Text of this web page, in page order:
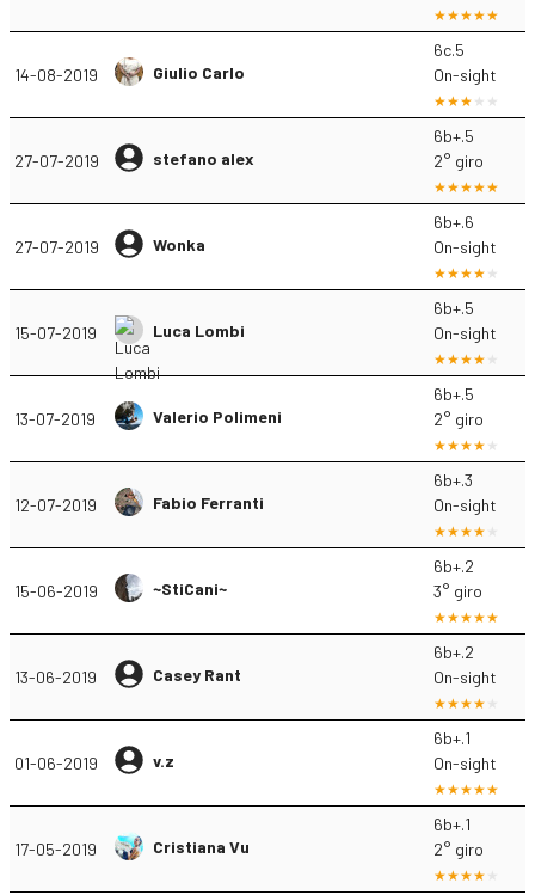
14-08-2019 Giulio Carlo
6c.5
On-sight
27-07-2019 stefano alex
6b+.5
2° giro
27-07-2019 Wonka
6b+.6
On-sight
15-07-2019 Luca Lombi
6b+.5
On-sight
13-07-2019 Valerio Polimeni
6b+.5
2° giro
12-07-2019 Fabio Ferranti
6b+.3
On-sight
15-06-2019 ~StiCani~
6b+.2
3° giro
13-06-2019 Casey Rant
6b+.2
On-sight
01-06-2019 v.z
6b+.1
On-sight
17-05-2019 Cristiana Vu
6b+.1
2° giro